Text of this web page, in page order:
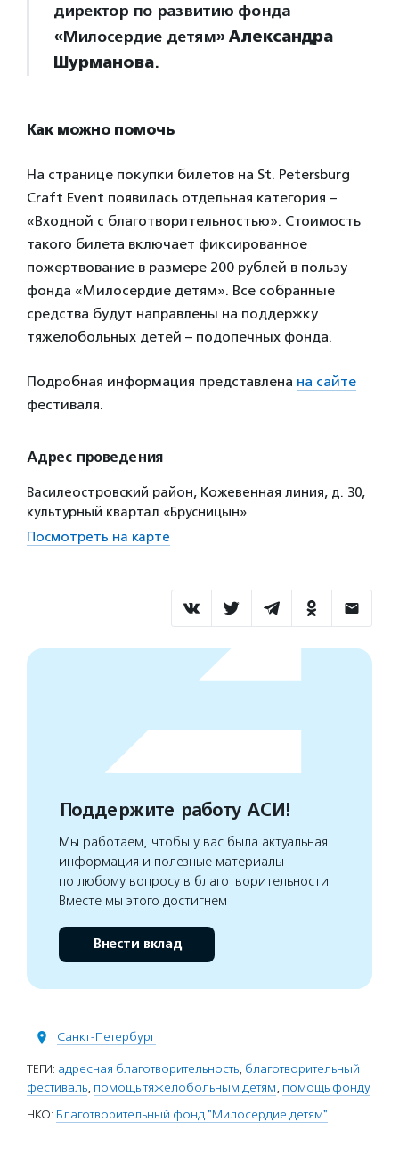
директор по развитию фонда
«Милосердие детям»Александра
Шурманова.
Как можно помочь
На странице покупки билетов на St. Petersburg
Craft Event появилась отдельная категория –
«Входной с благотворительностью». Стоимость
такого билета включает фиксированное
пожертвование в размере 200 рублей в пользу
фонда «Милосердие детям». Все собранные
средства будут направлены на поддержку
тяжелобольных детей – подопечных фонда.
Подробная информация представлена на сайте
фестиваля.
Адрес проведения
Василеостровский район, Кожевенная линия, д. 30,
культурный квартал «Брусницын»
Посмотреть на карте
Поддержите работу АСИ!
Мы работаем, чтобы у вас была актуальная
информация и полезные материалы
по любому вопросу в благотворительности.
Вместе мы этого достигнем
Внести вклад
Санкт-Петербург
ТЕГИ: адресная благотворительность, благотворительный
фестиваль, помощь тяжелобольным детям, помощь фонду
НКО: Благотворительный фонд "Милосердие детям"